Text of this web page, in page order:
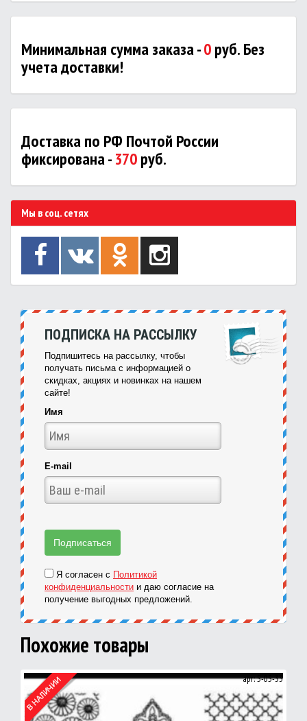
Минимальная сумма заказа -0руб. Без
учета доставки!
Доставка по РФ Почтой России
фиксирована -370руб.
Мы в соц. сетях
ПОДПИСКА НА РАССЫЛКУ
Подпишитесь на рассылку, чтобы
получать письма с информацией о
скидках, акциях и новинках на нашем
сайте!
Имя
E-mail
Я согласен с Политикой
конфиденциальности и даю согласие на
получение выгодных предложений.
Похожие товары
арт: 5-05-33